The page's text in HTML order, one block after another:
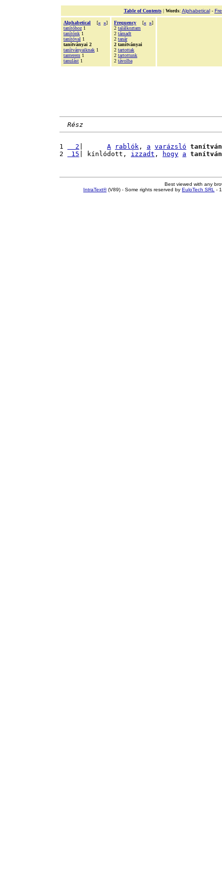
Table of Contents| Words: Alphabetical-
Alphabetical [« »]
tanítóhoz 1
tanítónk 1
tanítóval 1
tanítványai 2
tanítványaiknak 1
tanterem 1
tanulást 1
Frequency [« »]
2 találkoztam
2 támadt
2 tanár
2 tanítványai
2 tartottak
2 tartottunk
2 távolba
Rész
1
  2
A rablók , a varázsló
2
15 | kínlódott, izzadt , hogy a
Best viewed with any
IntraText®(V89) - Some rights reserved by EuloTech SRL -